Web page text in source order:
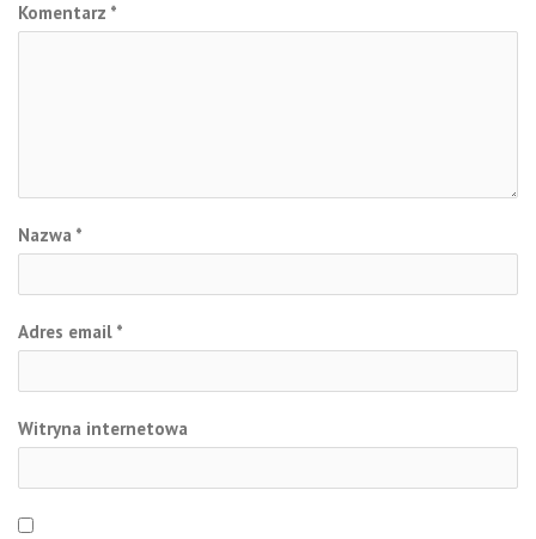
Komentarz *
Nazwa *
Adres email *
Witryna internetowa